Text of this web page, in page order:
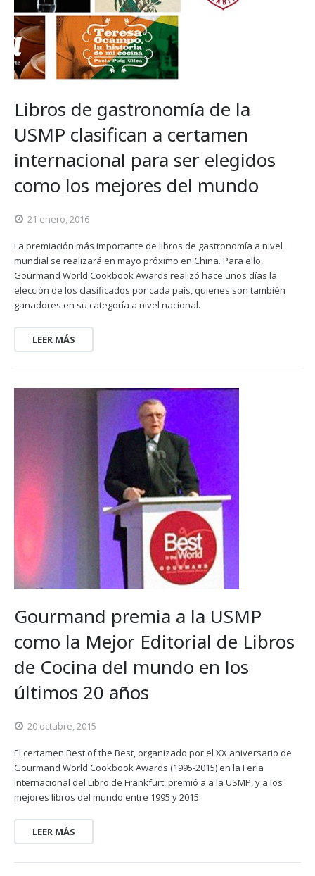
Libros de gastronomía de la
USMP clasifican a certamen
internacional para ser elegidos
como los mejores del mundo
21 enero, 2016
La premiación más importante de libros de gastronomía a nivel
mundial se realizará en mayo próximo en China. Para ello,
Gourmand World Cookbook Awards realizó hace unos días la
elección de los clasificados por cada país, quienes son también
ganadores en su categoría a nivel nacional.
LEER MÁS
Gourmand premia a la USMP
como la Mejor Editorial de Libros
de Cocina del mundo en los
últimos 20 años
20 octubre, 2015
El certamen Best of the Best, organizado por el XX aniversario de
Gourmand World Cookbook Awards (1995-2015) en la Feria
Internacional del Libro de Frankfurt, premió a a la USMP, y a los
mejores libros del mundo entre 1995 y 2015.
LEER MÁS